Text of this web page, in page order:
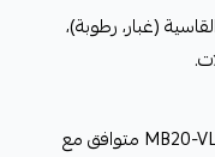
(غبار، رطوبة)،
جهاز بدون تكامل مع برنامج HR يعني تصدير بيانات ثم إدخالها يدوياً - هدر للوقت. MB20-VL متوافق مع